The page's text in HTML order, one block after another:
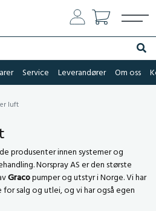
Søk
Service Leverandører Om oss
luft
produsenter innen systemer og
Norspray AS er den største
Gracopumper og utstyr i Norge. Vi har
salg og utlei, og vi har også egen